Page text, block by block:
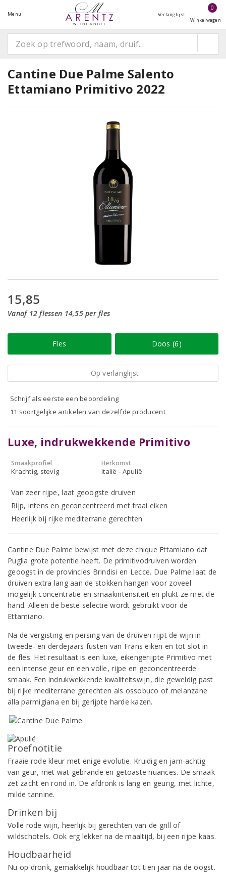
Menu Verlanglijst
0
Winkelwagen
Cantine Due Palme Salento
Ettamiano Primitivo 2022
15,85
Vanaf 12 flessen 14,55 per fles
Fles Doos (6)
Op verlanglijst
Schrijf als eerste een beoordeling
11 soortgelijke artikelen van dezelfde producent
Luxe, indrukwekkende Primitivo
Smaakprofiel
Krachtig, stevig
Herkomst
Italië - Apulië
Van zeer rijpe, laat geoogste druiven
Rijp, intens en geconcentreerd met fraai eiken
Heerlijk bij rijke mediterrane gerechten
Cantine Due Palme bewijst met deze chique Ettamiano dat
Puglia grote potentie heeft. De primitivodruiven worden
geoogst in de provincies Brindisi en Lecce. Due Palme laat de
druiven extra lang aan de stokken hangen voor zoveel
mogelijk concentratie en smaakintensiteit en plukt ze met de
hand. Alleen de beste selectie wordt gebruikt voor de
Ettamiano.
Na de vergisting en persing van de druiven rijpt de wijn in
tweede- en derdejaars fusten van Frans eiken en tot slot in
de fles. Het resultaat is een luxe, eikengerijpte Primitivo met
een intense geur en een volle, rijpe en geconcentreerde
smaak. Een indrukwekkende kwaliteitswijn, die geweldig past
bij rijke mediterrane gerechten als ossobuco of melanzane
alla parmigiana en bij gerijpte harde kazen.
Proefnotitie
Fraaie rode kleur met enige evolutie. Kruidig en jam-achtig
van geur, met wat gebrande en getoaste nuances. De smaak
zet zacht en rond in. De afdronk is lang en geurig, met lichte,
milde tannine.
Drinken bij
Volle rode wijn, heerlijk bij gerechten van de grill of
wildschotels. Ook erg lekker na de maaltijd, bij een rijpe kaas.
Houdbaarheid
Nu op dronk, gemakkelijk houdbaar tot tien jaar na de oogst.